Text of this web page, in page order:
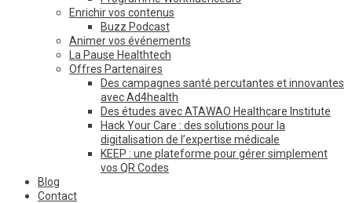
Enrichir vos contenus
Buzz Podcast
Animer vos événements
La Pause Healthtech
Offres Partenaires
Des campagnes santé percutantes et innovantes
avec Ad4health
Des études avec ATAWAO Healthcare Institute
Hack Your Care : des solutions pour la
digitalisation de l’expertise médicale
KEEP : une plateforme pour gérer simplement
vos QR Codes
Blog
Contact